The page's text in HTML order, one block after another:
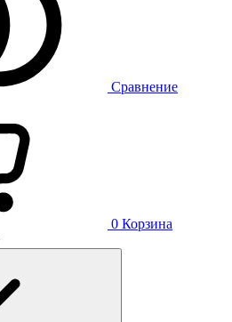
Сравнение
0 Корзина